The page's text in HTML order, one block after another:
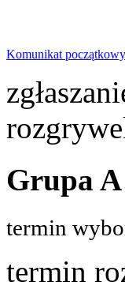
Komunikat początkowy
Grupa
termin
termin